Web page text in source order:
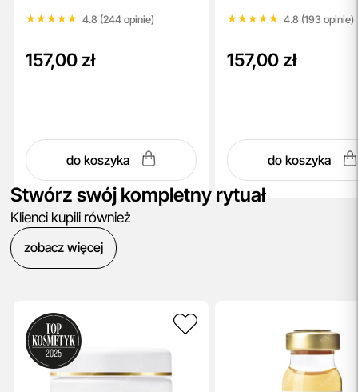
★★★★★
★★★★★ 4.8 (244 opinie)
157,00 zł
do koszyka
★★★★★
★★★★★ 4.8 (193 opinie)
157,00 zł
do koszyka
Stwórz swój kompletny rytuał
Klienci kupili również
zobacz więcej